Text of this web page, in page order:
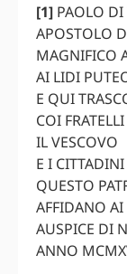
[1] PAOLO DI
APOSTOLO
MAGNIFICO
AI LIDI
E QUI
COI
IL VESCOVO
E I
QUESTO
AFFIDANO AI
AUSPICE DI
ANNO